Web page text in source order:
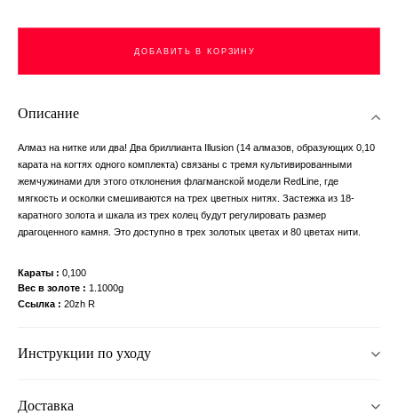
ДОБАВИТЬ В КОРЗИНУ
Описание
Алмаз на нитке или два! Два бриллианта Illusion (14 алмазов, образующих 0,10
карата на когтях одного комплекта) связаны с тремя культивированными
жемчужинами для этого отклонения флагманской модели RedLine, где
мягкость и осколки смешиваются на трех цветных нитях. Застежка из 18-
каратного золота и шкала из трех колец будут регулировать размер
драгоценного камня. Это доступно в трех золотых цветах и 80 цветах нити.
Караты
0,100
Вес в золоте
1.1000g
Ссылка
20zh R
Инструкции по уходу
Доставка